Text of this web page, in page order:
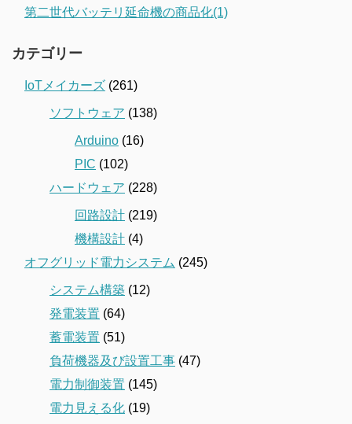
第二世代バッテリ延命機の商品化(1)
カテゴリー
IoTメイカーズ (261)
ソフトウェア (138)
Arduino (16)
PIC (102)
ハードウェア (228)
回路設計 (219)
機構設計 (4)
オフグリッド電力システム (245)
システム構築 (12)
発電装置 (64)
蓄電装置 (51)
負荷機器及び設置工事 (47)
電力制御装置 (145)
電力見える化 (19)